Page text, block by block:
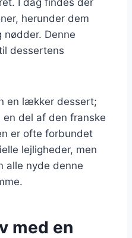
herunder dem
nødder. Denne
dessertens
en lækker dessert;
del af den franske
er ofte forbundet
lejligheder, men
alle nyde denne
med en